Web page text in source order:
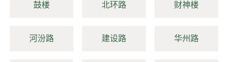
鼓楼 北环路 财神楼
河汾路 建设路 华州路